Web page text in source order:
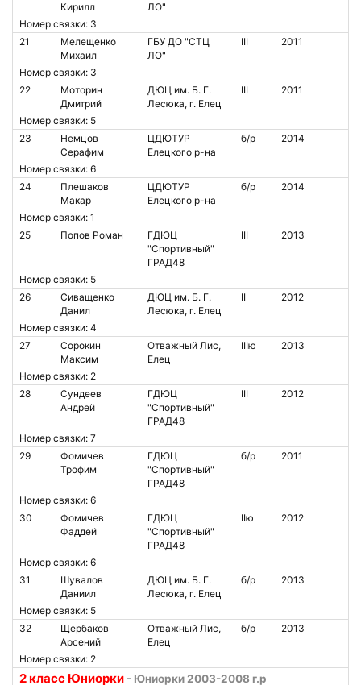
Кирилл
ЛО"
Номер связки: 3
21
Мелещенко
Михаил
ГБУ ДО "СТЦ
ЛО"
III 2011
Номер связки: 3
22
Моторин
Дмитрий
ДЮЦ им. Б. Г.
Лесюка, г. Елец
III 2011
Номер связки: 5
23
Немцов
Серафим
ЦДЮТУР
Елецкого р-на
б/р 2014
Номер связки: 6
24
Плешаков
Макар
ЦДЮТУР
Елецкого р-на
б/р 2014
Номер связки: 1
25
Попов Роман
ГДЮЦ
"Спортивный"
ГРАД48
III 2013
Номер связки: 5
26
Сиващенко
Данил
ДЮЦ им. Б. Г.
Лесюка, г. Елец
II 2012
Номер связки: 4
27
Сорокин
Максим
Отважный Лис,
Елец
IIIю 2013
Номер связки: 2
28
Сундеев
Андрей
ГДЮЦ
"Спортивный"
ГРАД48
III 2012
Номер связки: 7
29
Фомичев
Трофим
ГДЮЦ
"Спортивный"
ГРАД48
б/р 2011
Номер связки: 6
30
Фомичев
Фаддей
ГДЮЦ
"Спортивный"
ГРАД48
IIю 2012
Номер связки: 6
31
Шувалов
Даниил
ДЮЦ им. Б. Г.
Лесюка, г. Елец
б/р 2013
Номер связки: 5
32
Щербаков
Арсений
Отважный Лис,
Елец
б/р 2013
Номер связки: 2
2 класс Юниорки - Юниорки 2003-2008 г.р